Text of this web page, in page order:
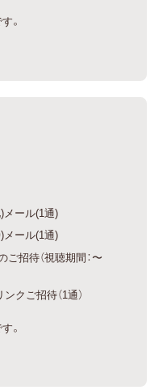
。
メール(1通)
メール(1通)
招待（視聴期間：〜
クご招待（1通）
。